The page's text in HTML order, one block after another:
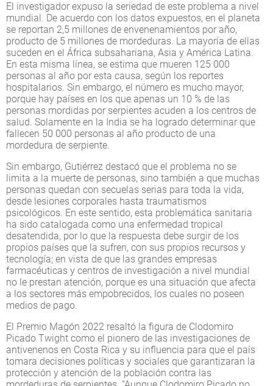
El investigador expuso la seriedad de este problema a nivel
mundial. De acuerdo con los datos expuestos, en el planeta
se reportan 2,5 millones de envenenamientos por año,
producto de 5 millones de mordeduras. La mayoría de ellas
suceden en el África subsahariana, Asia y América Latina.
En esta misma línea, se estima que mueren 125 000
personas al año por esta causa, según los reportes
hospitalarios. Sin embargo, el número es mucho mayor,
porque hay países en los que apenas un 10 % de las
personas mordidas por serpientes acuden a los centros de
salud. Solamente en la India se ha logrado determinar que
fallecen 50 000 personas al año producto de una
mordedura de serpiente.
Sin embargo, Gutiérrez destacó que el problema no se
limita a la muerte de personas, sino también a que muchas
personas quedan con secuelas serias para toda la vida,
desde lesiones corporales hasta traumatismos
psicológicos. En este sentido, esta problemática sanitaria
ha sido catalogada como una enfermedad tropical
desatendida, por lo que la respuesta debe surgir de los
propios países que la sufren, con sus propios recursos y
tecnología; en vista de que las grandes empresas
farmacéuticas y centros de investigación a nivel mundial
no le prestan atención, porque es una situación que afecta
a los sectores más empobrecidos, los cuales no poseen
medios de pago.
El Premio Magón 2022 resaltó la figura de Clodomiro
Picado Twight como el pionero de las investigaciones de
antivenenos en Costa Rica y su influencia para que el país
tomara decisiones políticas y sociales que garantizaran la
protección y atención de la población contra las